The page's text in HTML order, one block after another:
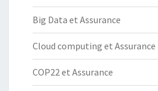
Big Data et Assurance
Cloud computing et Assurance
COP22 et Assurance